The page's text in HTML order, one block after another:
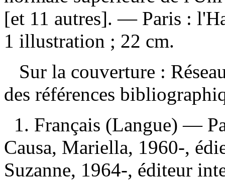
[et 11 autres]. — Paris :
1 illustration ; 22 cm.
Sur la couverture :
des références
1. Français (Langue) —
Causa, Mariella, 1960-,
Suzanne, 1964-, éditeur